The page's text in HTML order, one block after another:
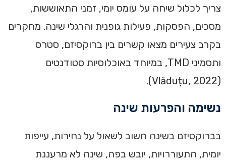
צריך לכלול שיחה על עומס יומי, זמני התאוששות,
מסכים, הפסקות, פעילות גופנית והרגלי שינה. מחקרים
בקרב צעירים מצאו קשרים בין ברוקסיזם, סטרס
ותסמיני TMD, במיוחד באוכלוסיות סטודנטים
(Vlăduțu, 2022).
נשימה והפרעות שינה
בברוקסיזם בשינה חשוב לשאול על נחירות, עייפות
יומית, התעוררויות, יובש בפה, שינה לא מרעננת